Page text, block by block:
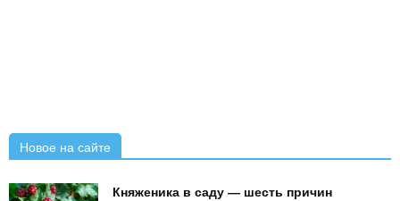
Новое на сайте
Княженика в саду — шесть причин